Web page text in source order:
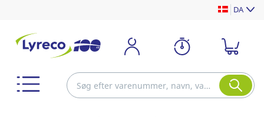
DA